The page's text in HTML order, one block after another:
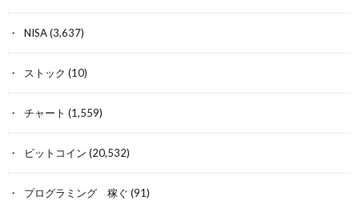
NISA(3,637)
ストック (10)
チャート (1,559)
ビットコイン (20,532)
プログラミング 稼ぐ (91)